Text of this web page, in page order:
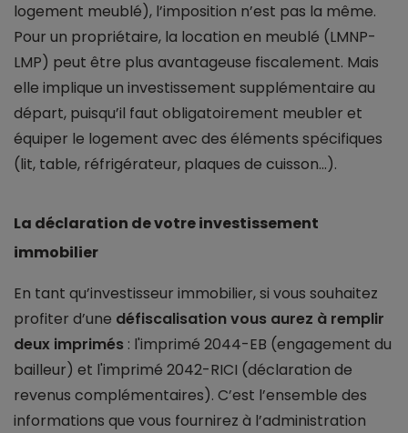
logement meublé), l’imposition n’est pas la même.
Pour un propriétaire, la location en meublé (LMNP-
LMP) peut être plus avantageuse fiscalement. Mais
elle implique un investissement supplémentaire au
départ, puisqu’il faut obligatoirement meubler et
équiper le logement avec des éléments spécifiques
(lit, table, réfrigérateur, plaques de cuisson...).
La déclaration de votre investissement
immobilier
En tant qu’investisseur immobilier, si vous souhaitez
profiter d’une défiscalisation vous aurez à remplir
deux imprimés : l'imprimé 2044-EB (engagement du
bailleur) et l'imprimé 2042-RICI (déclaration de
revenus complémentaires). C’est l’ensemble des
informations que vous fournirez à l’administration